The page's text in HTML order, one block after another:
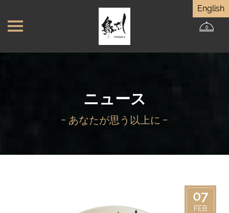
English
0
ニュース
~ あなたが思う以上に ~
07
FEB